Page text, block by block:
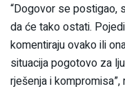
“Dogovor se postigao,
da će tako ostati.
komentiraju ovako ili
situacija pogotovo za
rješenja i